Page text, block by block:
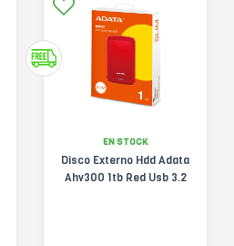
EN STOCK
Disco Externo Hdd Adata
Ahv300 1tb Red Usb 3.2